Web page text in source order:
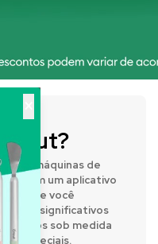
e máquinas de
com um aplicativo
que você
itens significativos
sob medida
especiais.